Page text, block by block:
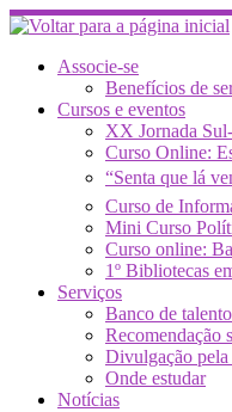
Skip
to
contentAssocie-se
Benefícios de
Cursos e eventos
XX Jornada
Curso Online:
“Senta que lá
Curso de
Mini Curso
Curso online:
1º Bibliotecas
Serviços
Banco de
Recomendação
Divulgação
Onde estudar
Notícias